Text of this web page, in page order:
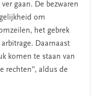
gaan. De bezwaren
om
het gebrek
Daarnaast
komen te staan van
rechten”, aldus de